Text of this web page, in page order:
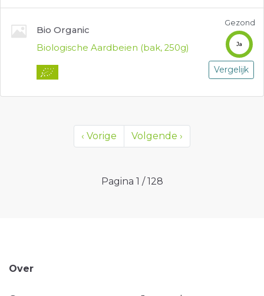
Bio Organic
Biologische Aardbeien (bak, 250g)
Gezond
Ja
Vergelijk
‹ Vorige Volgende ›
Pagina 1 / 128
Over